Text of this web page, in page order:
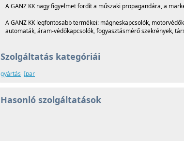
A GANZ KK nagy figyelmet fordít a műszaki propagandára, a
A GANZ KK legfontosabb termékei: mágneskapcsolók,
automaták, áram-védőkapcsolók, fogyasztásmérő szekrények,
Szolgáltatás kategóriái
gyártás Ipar
Hasonló szolgáltatások